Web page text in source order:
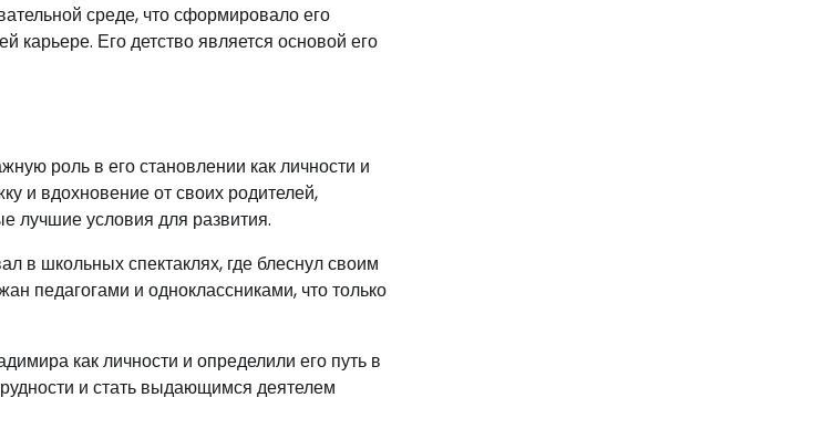
среде, что сформировало его
карьере. Его детство является основой его
роль в его становлении как личности и
и вдохновение от своих родителей,
лучшие условия для развития.
в школьных спектаклях, где блеснул своим
педагогами и одноклассниками, что только
как личности и определили его путь в
и стать выдающимся деятелем